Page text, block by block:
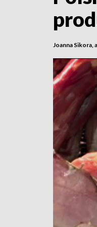
Joanna Sikora,